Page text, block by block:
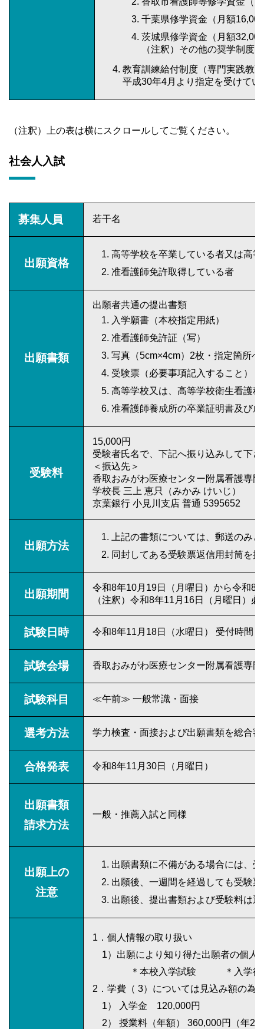
千葉県修学資金（月額
茨城県修学資金（月額
（注釈）その他の奨学制度
教育訓練給付制度（専門実践教
平成30年4月より指定を受けてい
（注釈）上の表は横にスクロールしてご覧ください。
社会人入試
募集人員 若干名
出願資格
高等学校を卒業している者又は高
准看護師免許取得している者
出願書類
出願者共通の提出書類
入学願書（本校指定用紙）
准看護師免許証（写）
写真（5cm×4cm）2枚・指定箇所へ
受験票（必要事項記入すること）
高等学校又は、高等学校衛生看護
准看護師養成所の卒業証明書及び
受験料
15,000円
受験者氏名で、下記へ振り込みして下さ
＜振込先＞
香取おみがわ医療センター附属看護専
学校長 三上 恵只（みかみ けいじ）
京葉銀行 小見川支店 普通 5395652
出願方法
上記の書類については、郵送のみ
同封してある受験票返信用封筒を
出願期間
令和8年10月19日（月曜日）から令和8
（注釈）令和8年11月16日（月曜日）必
試験日時 令和8年11月18日（水曜日） 受付時間
試験会場 香取おみがわ医療センター附属看護専
試験科目 ≪午前≫ 一般常識・面接
選考方法 学力検査・面接および出願書類を総合
合格発表 令和8年11月30日（月曜日）
出願書類
請求方法
一般・推薦入試と同様
出願上の
注意
出願書類に不備がある場合には、
出願後、一週間を経過しても受験
出願後、提出書類および受験料は
1．個人情報の取り扱い
1）出願により知り得た出願者の個人
＊本校入学試験 ＊入学後の
2．学費（ 3）については見込み額の為
1） 入学金 120,000円
2） 授業料（年額） 360,000円（年2